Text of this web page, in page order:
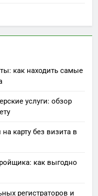
как находить самые
услуги: обзор
карту без визита в
как выгодно
регистраторов и